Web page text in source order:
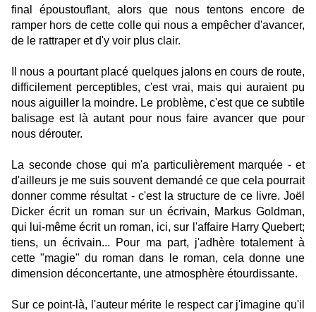
final époustouflant, alors que nous tentons encore de
ramper hors de cette colle qui nous a empêcher d'avancer,
de le rattraper et d'y voir plus clair.
Il nous a pourtant placé quelques jalons en cours de route,
difficilement perceptibles, c'est vrai, mais qui auraient pu
nous aiguiller la moindre. Le problème, c'est que ce subtile
balisage est là autant pour nous faire avancer que pour
nous dérouter.
La seconde chose qui m'a particulièrement marquée - et
d'ailleurs je me suis souvent demandé ce que cela pourrait
donner comme résultat - c'est la structure de ce livre. Joël
Dicker écrit un roman sur un écrivain, Markus Goldman,
qui lui-même écrit un roman, ici, sur l'affaire Harry Quebert;
tiens, un écrivain... Pour ma part, j'adhère totalement à
cette "magie" du roman dans le roman, cela donne une
dimension déconcertante, une atmosphère étourdissante.
Sur ce point-là, l'auteur mérite le respect car j'imagine qu'il